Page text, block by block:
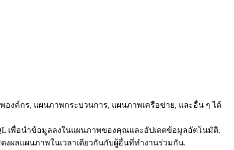
งค์กร, แผนภาพกระบวนการ, แผนภาพเครือข่าย, และอื่น ๆ ได้
เพื่อนำข้อมูลลงในแผนภาพของคุณและอัปเดตข้อมูลอัตโนมัติ.
ผลแผนภาพในเวลาเดียวกันกับผู้อื่นที่ทำงานร่วมกัน.